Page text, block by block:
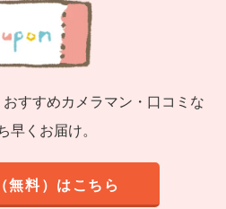
すすめカメラマン・口コミな
早くお届け。
無料）はこちら